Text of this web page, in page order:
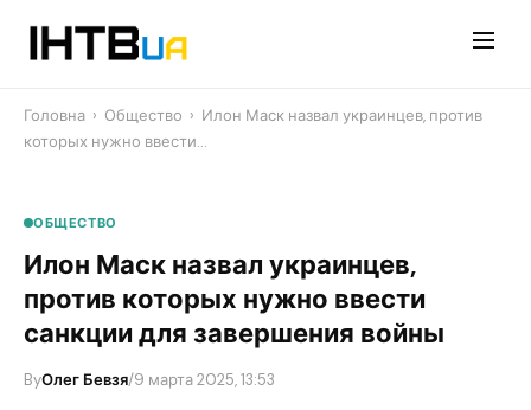
Головна › Общество › ​Илон Маск назвал украинцев, против
которых нужно ввести…
ОБЩЕСТВО
​Илон Маск назвал украинцев,
против которых нужно ввести
санкции для завершения войны
ByОлег Бевзя/9 марта 2025, 13:53